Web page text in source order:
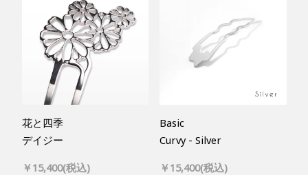
花と四季
デイジー
￥15,400(税込)
Basic
Curvy - Silver
￥15,400(税込)